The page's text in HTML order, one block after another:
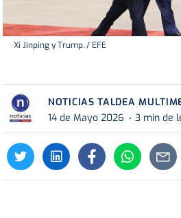
Xi Jinping y Trump. / EFE
NOTICIAS TALDEA
14 de Mayo 2026
3 min de